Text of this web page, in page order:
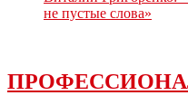
не пустые слова»